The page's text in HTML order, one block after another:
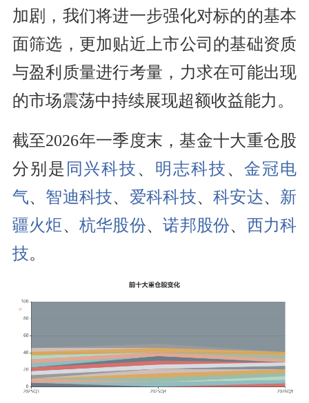
加剧，我们将进一步强化对标的的基本
面筛选，更加贴近上市公司的基础资质
与盈利质量进行考量，力求在可能出现
的市场震荡中持续展现超额收益能力。
截至2026年一季度末，基金十大重仓股
分别是 同兴科技、 明志科技、金冠电
气、 智迪科技、 爱科科技、科安达、 新
疆火炬 、 杭华股份、诺邦股份、 西力科
技。